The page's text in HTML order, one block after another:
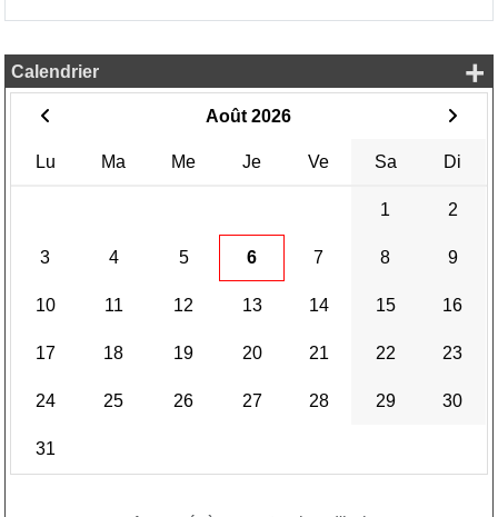
Calendrier
Août 2026
Lu Ma Me Je Ve Sa Di
1 2
3 4 5 6 7 8 9
10 11 12 13 14 15 16
17 18 19 20 21 22 23
24 25 26 27 28 29 30
31
+